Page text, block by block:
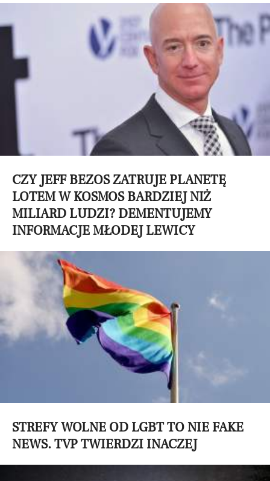
CZY JEFF BEZOS ZATRUJE PLANETĘ
LOTEM W KOSMOS BARDZIEJ NIŻ
MILIARD LUDZI? DEMENTUJEMY
INFORMACJE MŁODEJ LEWICY
STREFY WOLNE OD LGBT TO NIE FAKE
NEWS. TVP TWIERDZI INACZEJ